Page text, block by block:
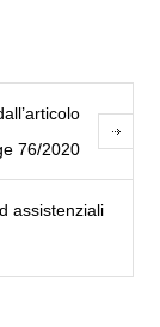
76/2020
assistenziali